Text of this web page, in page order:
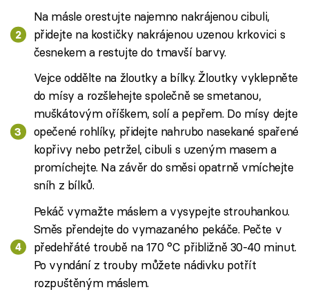
Na másle orestujte najemno nakrájenou cibuli,
přidejte na kostičky nakrájenou uzenou krkovici s
česnekem a restujte do tmavší barvy.
Vejce oddělte na žloutky a bílky. Žloutky vyklepněte
do mísy a rozšlehejte společně se smetanou,
muškátovým oříškem, solí a pepřem. Do mísy dejte
opečené rohlíky, přidejte nahrubo nasekané spařené
kopřivy nebo petržel, cibuli s uzeným masem a
promíchejte. Na závěr do směsi opatrně vmíchejte
sníh z bílků.
Pekáč vymažte máslem a vysypejte strouhankou.
Směs přendejte do vymazaného pekáče. Pečte v
předehřáté troubě na 170 °C přibližně 30-40 minut.
Po vyndání z trouby můžete nádivku potřít
rozpuštěným máslem.